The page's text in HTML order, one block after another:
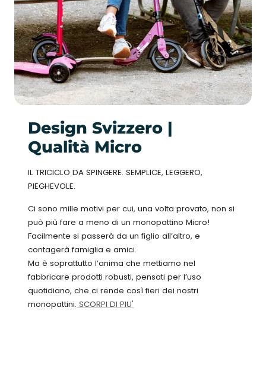
Design Svizzero |
Qualità Micro
IL TRICICLO DA SPINGERE. SEMPLICE, LEGGERO,
PIEGHEVOLE.
Ci sono mille motivi per cui, una volta provato, non si
può più fare a meno di un monopattino Micro!
Facilmente si passerà da un figlio all’altro, e
contagerà famiglia e amici.
Ma è soprattutto l’anima che mettiamo nel
fabbricare prodotti robusti, pensati per l’uso
quotidiano, che ci rende così fieri dei nostri
monopattini. SCORPI DI PIU'